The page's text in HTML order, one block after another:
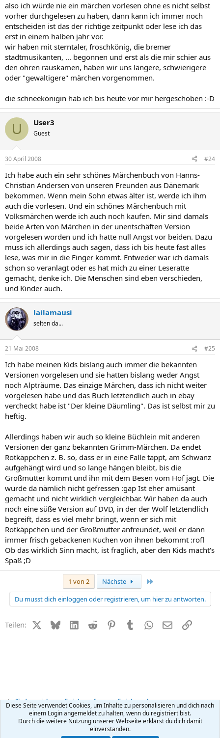
also ich würde nie ein märchen vorlesen ohne es nicht selbst
vorher durchgelesen zu haben, dann kann ich immer noch
entscheiden ist das der richtige zeitpunkt oder lese ich das
erst in einem halben jahr vor.
wir haben mit sterntaler, froschkönig, die bremer
stadtmusikanten, ... begonnen und erst als die mir schier aus
den ohren rauskamen, haben wir uns längere, schwierigere
oder "gewaltigere" märchen vorgenommen.
die schneekönigin hab ich bis heute vor mir hergeschoben :-D
U User3
Guest
30 April 2008 #24
Ich habe auch ein sehr schönes Märchenbuch von Hanns-
Christian Andersen von unseren Freunden aus Dänemark
bekommen. Wenn mein Sohn etwas älter ist, werde ich ihm
auch die vorlesen. Und ein schönes Märchenbuch mit
Volksmärchen werde ich auch noch kaufen. Mir sind damals
beide Arten von Märchen in der unentschäften Version
vorgelesen worden und ich hatte null Angst vor beiden. Dazu
muss ich allerdings auch sagen, dass ich bis heute fast alles
lese, was mir in die Finger kommt. Entweder war ich damals
schon so veranlagt oder es hat mich zu einer Leseratte
gemacht, denke ich. Die Menschen sind eben verschieden,
und Kinder auch.
lailamausi
selten da...
21 Mai 2008 #25
Ich habe meinen Kids bislang auch immer die bekannten
Versionen vorgelesen und sie hatten bislang weder Angst
noch Alpträume. Das einzige Märchen, dass ich nicht weiter
vorgelesen habe und das Buch letztendlich auch in ebay
vercheckt habe ist "Der kleine Däumling". Das ist selbst mir zu
heftig.
Allerdings haben wir auch so kleine Büchlein mit anderen
Versionen der ganz bekannten Grimm-Märchen. Da endet
Rotkäppchen z. B. so, dass er in eine Falle tappt, am Schwanz
aufgehängt wird und so lange hängen bleibt, bis die
Großmutter kommt und ihn mit dem Besen vom Hof jagt. Die
wurde da nämlich nicht gefressen :gap Ist eher amüsant
gemacht und nicht wirklich vergleichbar. Wir haben da auch
noch eine süße Version auf DVD, in der der Wolf letztendlich
begreift, dass es viel mehr bringt, wenn er sich mit
Rotkäppchen und der Großmutter anfreundet, weil er dann
immer frisch gebackenen Kuchen von ihnen bekommt :rofl
Ob das wirklich Sinn macht, ist fraglich, aber den Kids macht's
Spaß ;D
1 von 2 Nächste
Du musst dich einloggen oder registrieren, um hier zu antworten.
Teilen: X (Twitter)
BlueskyLinkedIn
Reddit PinterestTumblr WhatsApp
E-MailLink
Kindererziehung - Erziehungsfragen + Erziehungsber
Kontakt Nutzungsbedingungen Datenschutz Hilfe
R
Diese Seite verwendet Cookies, um Inhalte zu personalisieren und dich nach
einem Login angemeldet zu halten, wenn du registriert bist.
Durch die weitere Nutzung unserer Webseite erklärst du dich damit
einverstanden.